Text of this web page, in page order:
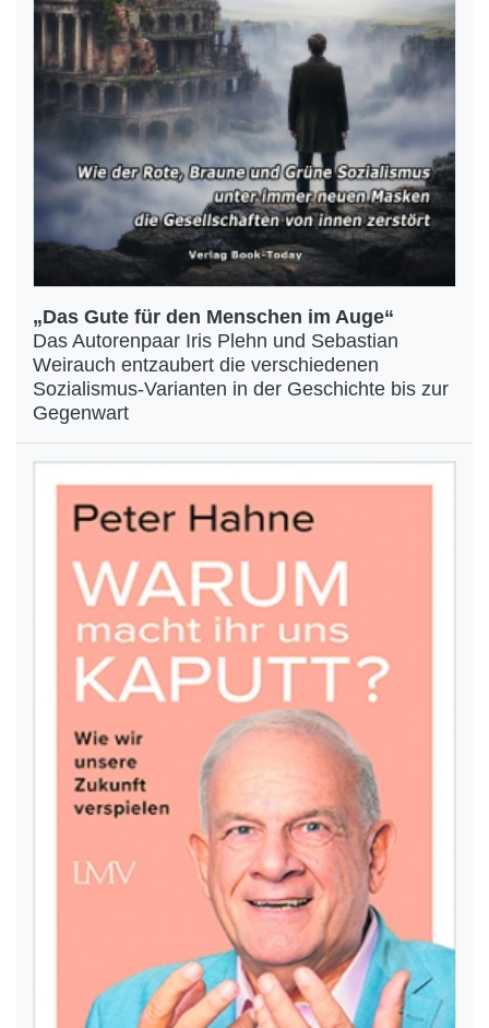
„Das Gute für den Menschen im Auge“
Das Autorenpaar Iris Plehn und Sebastian
Weirauch entzaubert die verschiedenen
Sozialismus-Varianten in der Geschichte bis zur
Gegenwart